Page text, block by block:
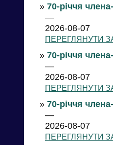
» 70-річчя
—
2026-08-07
ПЕРЕГЛЯНУТИ
» 70-річчя
—
2026-08-07
ПЕРЕГЛЯНУТИ
» 70-річчя
—
2026-08-07
ПЕРЕГЛЯНУТИ